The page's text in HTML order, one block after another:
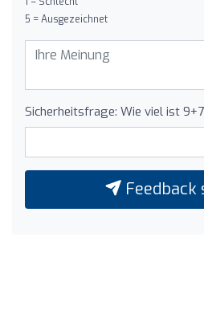
5 = Ausgezeichnet
Sicherheitsfrage: Wie viel ist
Feedback